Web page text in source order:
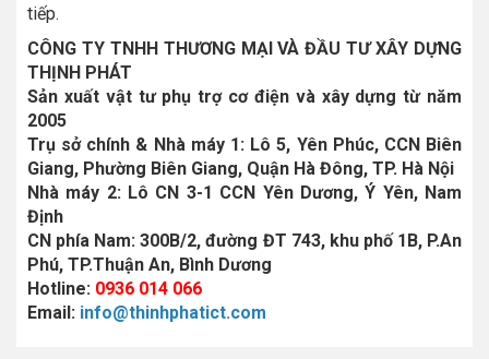
tiếp.
CÔNG TY TNHH THƯƠNG MẠI VÀ ĐẦU TƯ XÂY DỰNG
THỊNH PHÁT
Sản xuất vật tư phụ trợ cơ điện và xây dựng từ năm
2005
Trụ sở chính & Nhà máy 1: Lô 5, Yên Phúc, CCN Biên
Giang, Phường Biên Giang, Quận Hà Đông, TP. Hà Nội
Nhà máy 2: Lô CN 3-1 CCN Yên Dương, Ý Yên, Nam
Định
CN phía Nam: 300B/2, đường ĐT 743, khu phố 1B, P.An
Phú, TP.Thuận An, Bình Dương
Hotline: 0936 014 066
Email: info@thinhphatict.com